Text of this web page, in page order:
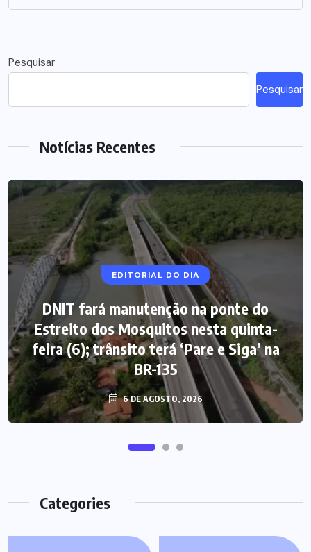
Pesquisar
Pesquisar
Notícias Recentes
EDITORIAL DO DIA
DNIT fará manutenção na ponte do
Estreito dos Mosquitos nesta quinta-
feira (6); trânsito terá ‘Pare e Siga’ na
BR-135
6 DE AGOSTO, 2026
Categories